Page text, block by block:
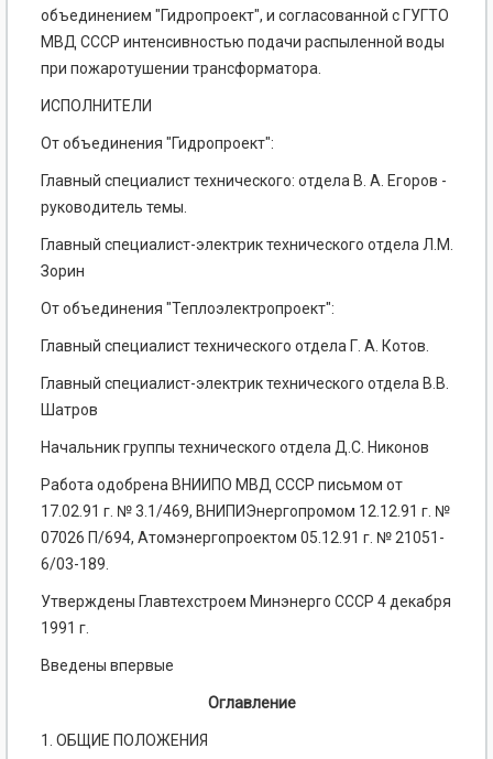
объединением "Гидропроект", и согласованной с ГУГТО
МВД СССР интенсивностью подачи распыленной воды
при пожаротушении трансформатора.
ИСПОЛНИТЕЛИ
От объединения "Гидропроект":
Главный специалист технического: отдела В. А. Егоров -
руководитель темы.
Главный специалист-электрик технического отдела Л.М.
Зорин
От объединения "Теплоэлектропроект":
Главный специалист технического отдела Г. А. Котов.
Главный специалист-электрик технического отдела В.В.
Шатров
Начальник группы технического отдела Д.С. Никонов
Работа одобрена ВНИИПО МВД СССР письмом от
17.02.91 г. № 3.1/469, ВНИПИЭнергопромом 12.12.91 г. №
07026 П/694, Атомэнергопроектом 05.12.91 г. № 21051-
6/03-189.
Утверждены Главтехстроем Минэнерго СССР 4 декабря
1991 г.
Введены впервые
Оглавление
1. ОБЩИЕ ПОЛОЖЕНИЯ